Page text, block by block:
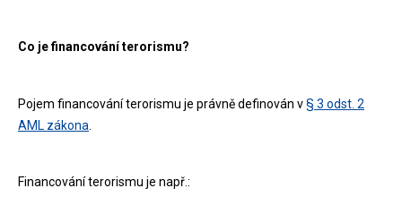
Co je financování terorismu?
Pojem financování terorismu je právně definován v§ 3 odst. 2
AML zákona
Financování terorismu je např.: